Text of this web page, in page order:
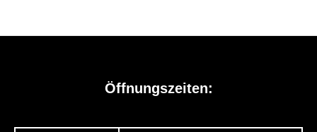
Öffnungszeiten: